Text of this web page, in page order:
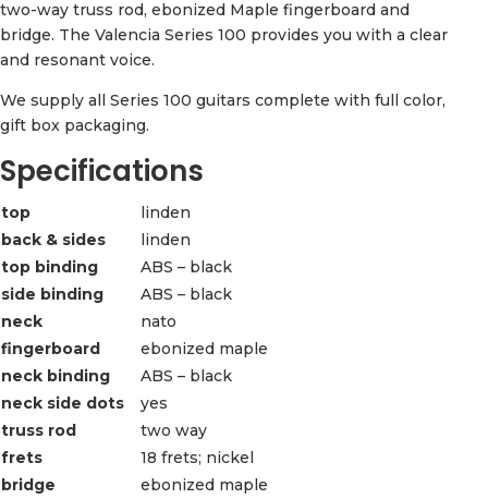
two-way truss rod, ebonized Maple fingerboard and
bridge. The Valencia Series 100 provides you with a clear
and resonant voice.
We supply all Series 100 guitars complete with full color,
gift box packaging.
Specifications
top
linden
back & sides
linden
top binding
ABS – black
side binding
ABS – black
neck
nato
fingerboard
ebonized maple
neck binding
ABS – black
neck side dots
yes
truss rod
two way
frets
18 frets; nickel
bridge
ebonized maple